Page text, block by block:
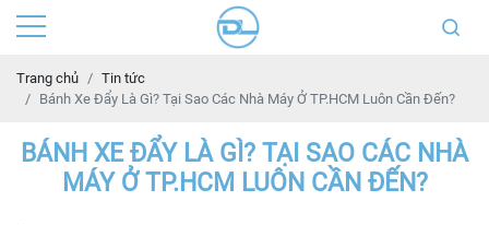
Trang chủ
Tin tức
Bánh Xe Đẩy Là Gì? Tại Sao Các Nhà Máy Ở TP.HCM Luôn Cần Đến?
BÁNH XE ĐẨY LÀ GÌ? TẠI SAO CÁC NHÀ
MÁY Ở TP.HCM LUÔN CẦN ĐẾN?